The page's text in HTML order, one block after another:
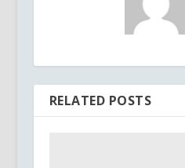
RELATED POSTS